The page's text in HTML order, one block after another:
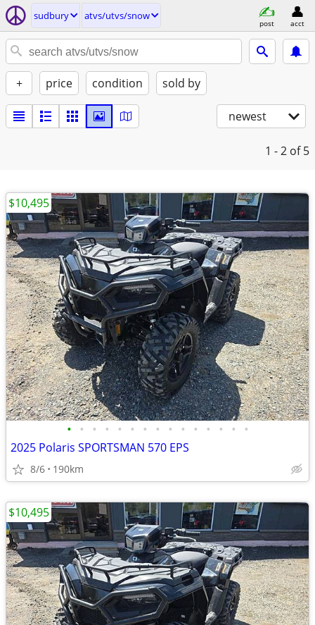
sudbury atvs/utvs/snow
post acct
+ price condition sold by
newest
1 - 2 of 5
• • • • • • • • • • • • • • •
2025 Polaris SPORTSMAN 570 EPS
8/6 190km
$10,495
$10,495